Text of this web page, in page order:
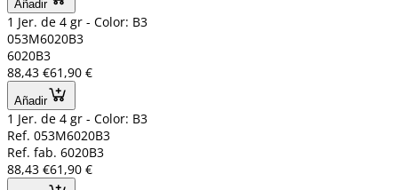
Añadir
1 Jer. de 4 gr - Color: B3
053M6020B3
6020B3
88,43 €61,90 €
Añadir
1 Jer. de 4 gr - Color: B3
Ref. 053M6020B3
Ref. fab. 6020B3
88,43 €61,90 €